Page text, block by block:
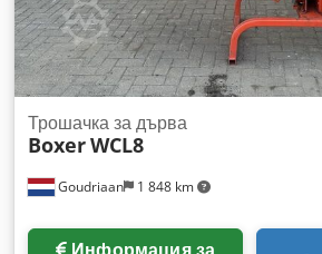
Goudriaan 1 848 km
Трошачка за дърва
BoxerWCL8
Информация за